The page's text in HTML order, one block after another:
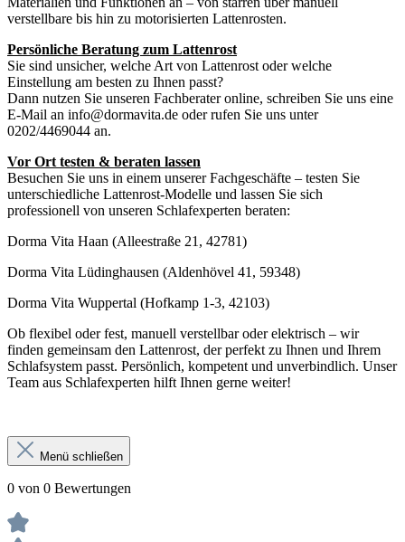
verstellbare bis hin zu motorisierten Lattenrosten.
Persönliche Beratung zum Lattenrost
Sie sind unsicher, welche Art von Lattenrost oder welche
Einstellung am besten zu Ihnen passt?
Dann nutzen Sie unseren Fachberater online, schreiben Sie uns eine
E-Mail an info@dormavita.de oder rufen Sie uns unter
0202/4469044 an.
Vor Ort testen & beraten lassen
Besuchen Sie uns in einem unserer Fachgeschäfte – testen Sie
unterschiedliche Lattenrost-Modelle und lassen Sie sich
professionell von unseren Schlafexperten beraten:
Dorma Vita Haan (Alleestraße 21, 42781)
Dorma Vita Lüdinghausen (Aldenhövel 41, 59348)
Dorma Vita Wuppertal (Hofkamp 1-3, 42103)
Ob flexibel oder fest, manuell verstellbar oder elektrisch – wir
finden gemeinsam den Lattenrost, der perfekt zu Ihnen und Ihrem
Schlafsystem passt. Persönlich, kompetent und unverbindlich. Unser
Team aus Schlafexperten hilft Ihnen gerne weiter!
Menü schließen
0 von 0 Bewertungen